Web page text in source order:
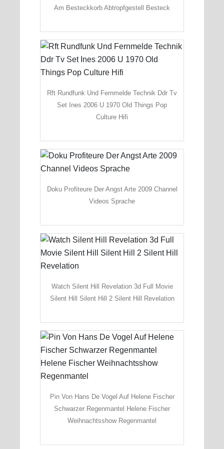
Am Besteckkorb Abtropfgestell Besteck
Rft Rundfunk Und Fernmelde Technik Ddr Tv
Set Ines 2006 U 1970 Old Things Pop
Culture Hifi
Doku Profiteure Der Angst Arte 2009 Channel
Videos Sprache
Watch Silent Hill Revelation 3d Full Movie
Silent Hill Silent Hill 2 Silent Hill Revelation
Pin Von Hans De Vogel Auf Helene Fischer
Schwarzer Regenmantel Helene Fischer
Weihnachtsshow Regenmantel